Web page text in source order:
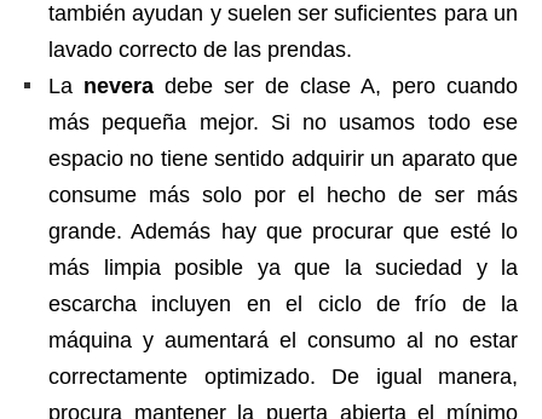
también ayudan y suelen ser suficientes para un
lavado correcto de las prendas.
La nevera debe ser de clase A, pero cuando
más pequeña mejor. Si no usamos todo ese
espacio no tiene sentido adquirir un aparato que
consume más solo por el hecho de ser más
grande. Además hay que procurar que esté lo
más limpia posible ya que la suciedad y la
escarcha incluyen en el ciclo de frío de la
máquina y aumentará el consumo al no estar
correctamente optimizado. De igual manera,
procura mantener la puerta abierta el mínimo